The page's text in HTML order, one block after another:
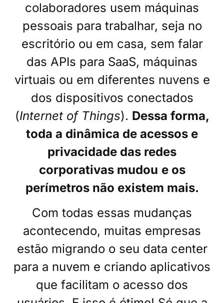
colaboradores usem máquinas
pessoais para trabalhar, seja no
escritório ou em casa, sem falar
das APIs para SaaS, máquinas
virtuais ou em diferentes nuvens e
dos dispositivos conectados
(Internet of Things). Dessa forma,
toda a dinâmica de acessos e
privacidade das redes
corporativas mudou e os
perímetros não existem mais.
Com todas essas mudanças
acontecendo, muitas empresas
estão migrando o seu data center
para a nuvem e criando aplicativos
que facilitam o acesso dos